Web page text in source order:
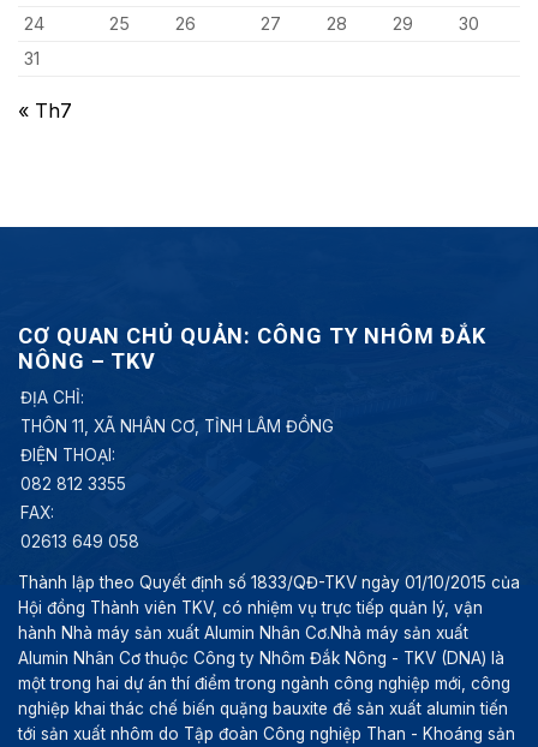
24
25 26 27 28 29
30
31
« Th7
CƠ QUAN CHỦ QUẢN: CÔNG TY NHÔM ĐẮK
NÔNG – TKV
ĐỊA CHỈ:
THÔN 11, XÃ NHÂN CƠ, TỈNH LÂM ĐỒNG
ĐIỆN THOẠI:
082 812 3355
FAX:
02613 649 058
Thành lập theo Quyết định số 1833/QĐ-TKV ngày 01/10/2015 của
Hội đồng Thành viên TKV, có nhiệm vụ trực tiếp quản lý, vận
hành Nhà máy sản xuất Alumin Nhân Cơ.Nhà máy sản xuất
Alumin Nhân Cơ thuộc Công ty Nhôm Đắk Nông - TKV (DNA) là
một trong hai dự án thí điểm trong ngành công nghiệp mới, công
nghiệp khai thác chế biến quặng bauxite để sản xuất alumin tiến
tới sản xuất nhôm do Tập đoàn Công nghiệp Than - Khoáng sản